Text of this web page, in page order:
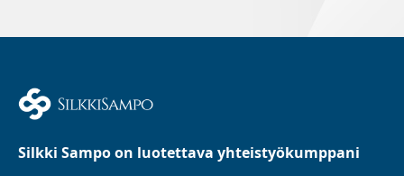
Silkki Sampo on luotettava yhteistyökumppani